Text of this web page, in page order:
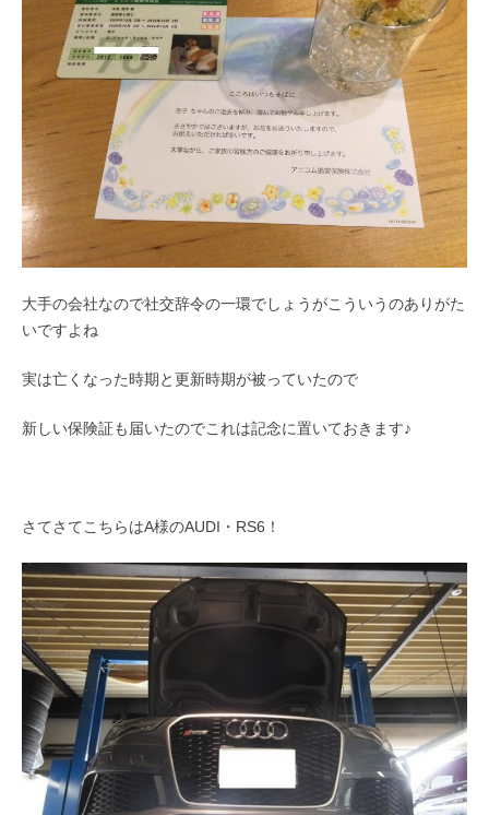
大手の会社なので社交辞令の一環でしょうがこういうのありがた
いですよね
実は亡くなった時期と更新時期が被っていたので
新しい保険証も届いたのでこれは記念に置いておきます♪
さてさてこちらはA様のAUDI・RS6！